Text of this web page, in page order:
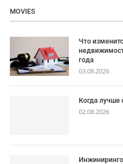
MOVIES
Что
года
03.08.2026
Когда лучше
02.08.2026